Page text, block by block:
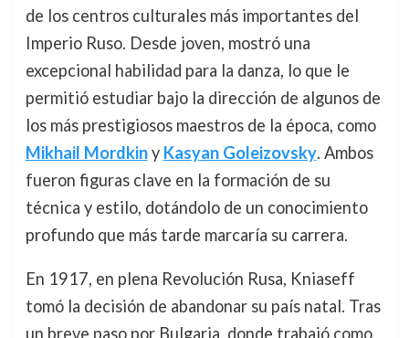
de los centros culturales más importantes del
Imperio Ruso. Desde joven, mostró una
excepcional habilidad para la danza, lo que le
permitió estudiar bajo la dirección de algunos de
los más prestigiosos maestros de la época, como
Mikhail Mordkiny Kasyan Goleizovsky. Ambos
fueron figuras clave en la formación de su
técnica y estilo, dotándolo de un conocimiento
profundo que más tarde marcaría su carrera.
En 1917, en plena Revolución Rusa, Kniaseff
tomó la decisión de abandonar su país natal. Tras
un breve paso por Bulgaria, donde trabajó como